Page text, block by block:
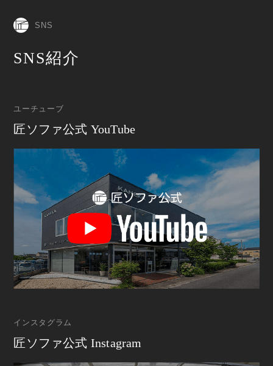
SNS
SNS紹介
ユーチューブ
匠ソファ公式 YouTube
インスタグラム
匠ソファ公式 Instagram